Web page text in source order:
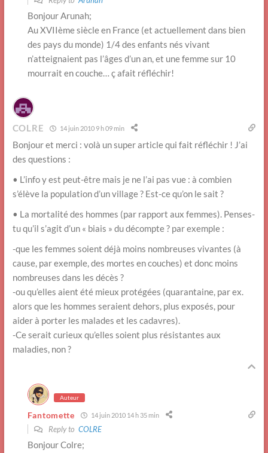
Bonjour Arunah;
Au XVIIème siècle en France (et actuellement dans bien
des pays du monde) 1/4 des enfants nés vivant
n’atteignaient pas l’âges d’un an, et une femme sur 10
mourrait en couche… ç afait réfléchir!
COLRE 14 juin 2010 9 h 09 min
Bonjour et merci : volà un super article qui fait réfléchir ! J’ai
des questions :
• L’info y est peut-être mais je ne l’ai pas vue : à combien
s’élève la population d’un village ? Est-ce qu’on le sait ?
• La mortalité des hommes (par rapport aux femmes). Penses-
tu qu’il s’agit d’un « biais » du décompte ? par exemple :
-que les femmes soient déjà moins nombreuses vivantes (à
cause, par exemple, des mortes en couches) et donc moins
nombreuses dans les décès ?
-ou qu’elles aient été mieux protégées (quarantaine, par ex.
alors que les hommes seraient dehors, plus exposés, pour
aider à porter les malades et les cadavres).
-Ce serait curieux qu’elles soient plus résistantes aux
maladies, non ?
Auteur
Fantomette 14 juin 2010 14 h 35 min
Reply to COLRE
Bonjour Colre;